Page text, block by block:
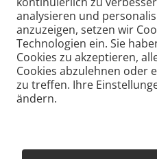
Kundendienst
Geschäftsbericht
Adressen
© Coop